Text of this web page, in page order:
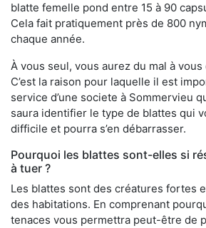
blatte femelle pond entre 15 à 90
Cela fait pratiquement près de 800
chaque année.
À vous seul, vous aurez du mal à
C’est la raison pour laquelle il est
service d’une societe à Sommervieu
saura identifier le type de blattes qui
difficile et pourra s’en débarrasser.
Pourquoi les blattes sont-elles si
à tuer ?
Les blattes sont des créatures fortes
des habitations. En comprenant
tenaces vous permettra peut-être de